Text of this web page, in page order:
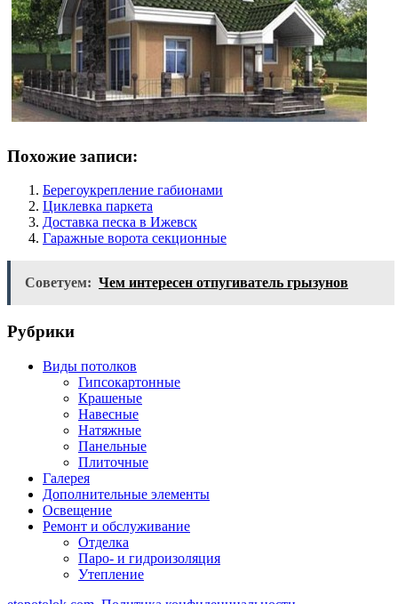
Похожие записи:
Берегоукрепление габионами
Циклевка паркета
Доставка песка в Ижевск
Гаражные ворота секционные
Советуем: Чем интересен отпугиватель грызунов
Рубрики
Виды потолков
Гипсокартонные
Крашеные
Навесные
Натяжные
Панельные
Плиточные
Галерея
Дополнительные элементы
Освещение
Ремонт и обслуживание
Отделка
Паро- и гидроизоляция
Утепление